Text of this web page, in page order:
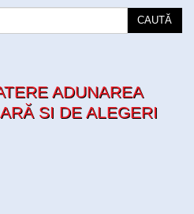
CAUTĂ
ADUNAREA
SI DE ALEGERI